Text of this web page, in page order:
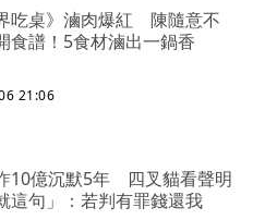
吃桌》滷肉爆紅 陳隨意不
食譜！5食材滷出一鍋香
21:06
10億沉默5年 四叉貓看聲明
這句」：若判有罪錢還我